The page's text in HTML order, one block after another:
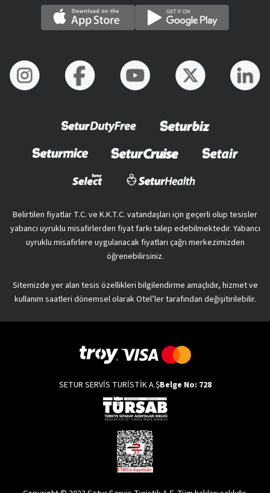
Belirtilen fiyatlar T.C. ve K.K.T.C. vatandaşları için geçerli olup tesisler
yabancı uyruklu misafirlerden fiyat farkı talep edebilmektedir. Yabancı
uyruklu misafirlere uygulanacak fiyatları çağrı merkezimizden
öğrenebilirsiniz.
Sitemizde yer alan tesis özellikleri bilgilendirme amaçlıdır, hizmet ve
kullanım saatleri dönemsel olarak Otel’ler tarafından değişitirilebilir.
SETUR SERVİS TURİSTİK A.ŞBelge No: 728